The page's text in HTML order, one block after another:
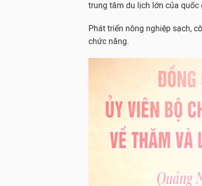
trung tâm du lịch lớn của quốc
Phát triển nông nghiệp sạch,
chức năng.